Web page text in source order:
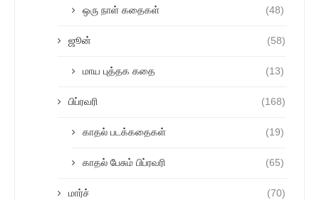
ஒரு நாள் கதைகள் (48)
ஜூன் (58)
மாய புத்தக கதை (13)
பிப்ரவரி (168)
காதல் படக்கதைகள் (19)
காதல் பேசும் பிப்ரவரி (65)
மார்ச் (70)